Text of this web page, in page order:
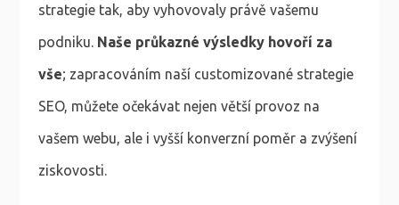
strategie tak, aby vyhovovaly právě vašemu
podniku. Naše průkazné výsledky hovoří za
vše; zapracováním naší customizované strategie
SEO, můžete očekávat nejen větší provoz na
vašem webu, ale i vyšší konverzní poměr a zvýšení
ziskovosti.